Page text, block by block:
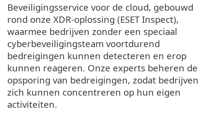
Beveiligingsservice voor de cloud, gebouwd
rond onze XDR-oplossing (ESET Inspect),
waarmee bedrijven zonder een speciaal
cyberbeveiligingsteam voortdurend
bedreigingen kunnen detecteren en erop
kunnen reageren. Onze experts beheren de
opsporing van bedreigingen, zodat bedrijven
zich kunnen concentreren op hun eigen
activiteiten.